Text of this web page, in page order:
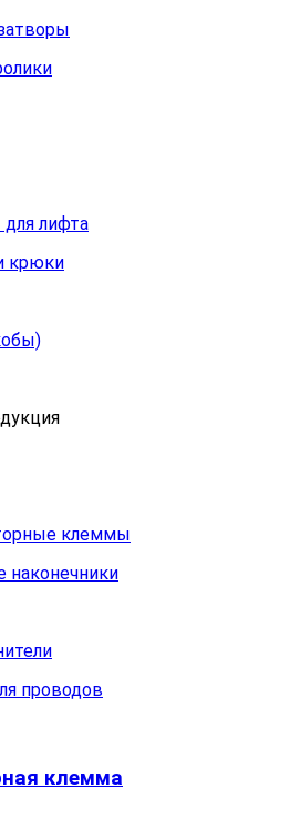
лифта
крюки
клеммы
наконечники
проводов
клемма